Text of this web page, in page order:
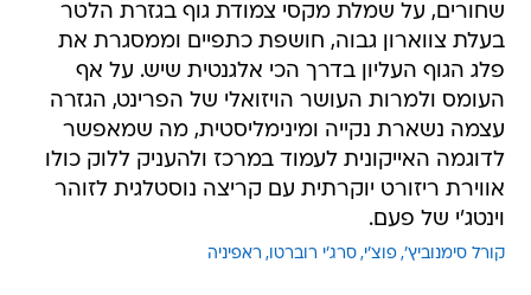
שחורים, על שמלת מקסי צמודת גוף בגזרת הלטר
בעלת צווארון גבוה, חושפת כתפיים וממסגרת את
פלג הגוף העליון בדרך הכי אלגנטית שיש. על אף
העומס ולמרות העושר הויזואלי של הפרינט, הגזרה
עצמה נשארת נקייה ומינימליסטית, מה שמאפשר
לדוגמה האייקונית לעמוד במרכז ולהעניק ללוק כולו
אווירת ריזורט יוקרתית עם קריצה נוסטלגית לזוהר
וינטג'י של פעם.
קורל סימנוביץ' פוצ'י סרג'י רוברטו ראפיניה